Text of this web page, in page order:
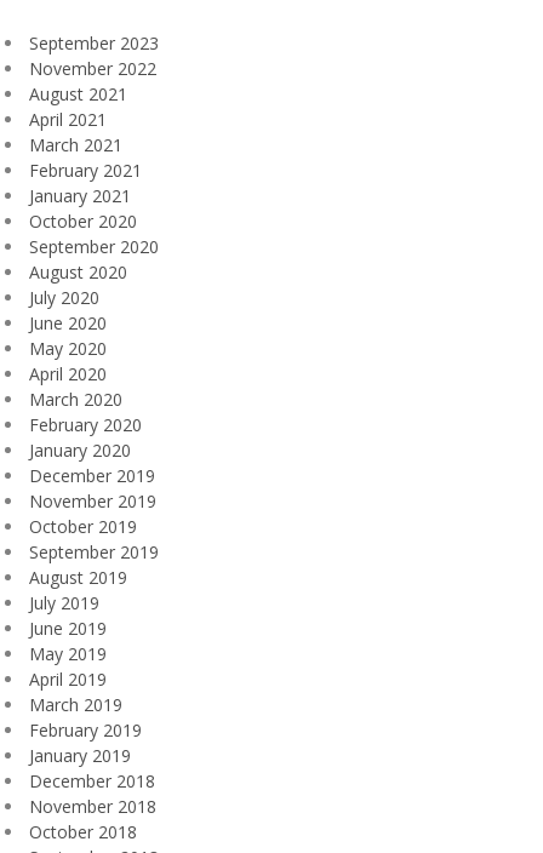
September 2023
November 2022
August 2021
April 2021
March 2021
February 2021
January 2021
October 2020
September 2020
August 2020
July 2020
June 2020
May 2020
April 2020
March 2020
February 2020
January 2020
December 2019
November 2019
October 2019
September 2019
August 2019
July 2019
June 2019
May 2019
April 2019
March 2019
February 2019
January 2019
December 2018
November 2018
October 2018